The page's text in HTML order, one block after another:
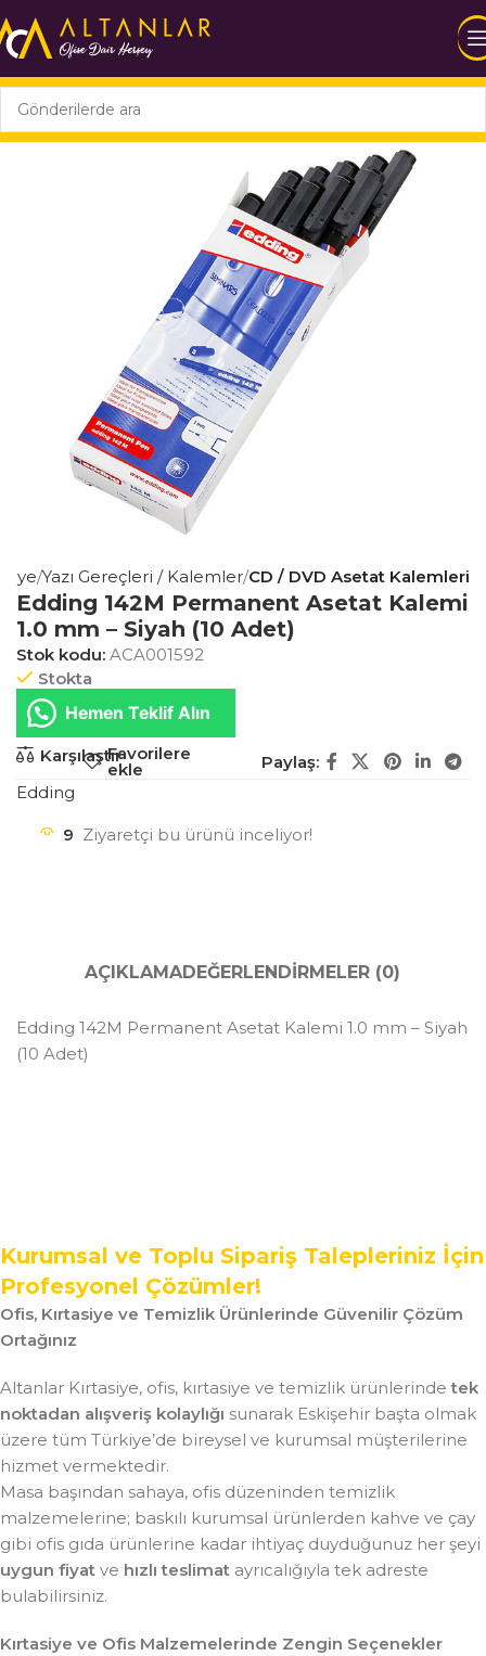
Yazı Gereçleri / Kalemler CD / DVD Asetat Kalemleri
Edding 142M Permanent Asetat Kalemi
1.0 mm – Siyah (10 Adet)
Stok kodu: ACA001592
Stokta
Hemen Teklif Alın
KarşılaştırFavorilere
ekle
Paylaş:
Edding
9 Ziyaretçi bu ürünü inceliyor!
AÇIKLAMADEĞERLENDIRMELER (0)
Edding 142M Permanent Asetat Kalemi 1.0 mm – Siyah
(10 Adet)
Kurumsal ve Toplu Sipariş Talepleriniz İçin
Profesyonel Çözümler!
Ofis, Kırtasiye ve Temizlik Ürünlerinde Güvenilir Çözüm
Ortağınız
Altanlar Kırtasiye, ofis, kırtasiye ve temizlik ürünlerindetek
noktadan alışveriş kolaylığı sunarak Eskişehir başta olmak
üzere tüm Türkiye’de bireysel ve kurumsal müşterilerine
hizmet vermektedir.
Masa başından sahaya, ofis düzeninden temizlik
malzemelerine; baskılı kurumsal ürünlerden kahve ve çay
gibi ofis gıda ürünlerine kadar ihtiyaç duyduğunuz her şeyi
uygun fiyat ve hızlı teslimat ayrıcalığıyla tek adreste
bulabilirsiniz.
Kırtasiye ve Ofis Malzemelerinde Zengin Seçenekler